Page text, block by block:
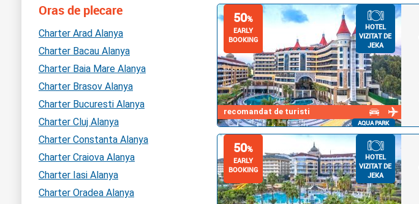
recomandat de turisti
50%
EARLY
BOOKING
HOTEL
VIZITAT DE
JEKA
AQUA PARK
50%
EARLY
BOOKING
HOTEL
VIZITAT DE
JEKA
Oras de plecare
Charter Arad Alanya
Charter Bacau Alanya
Charter Baia Mare Alanya
Charter Brasov Alanya
Charter Bucuresti Alanya
Charter Cluj Alanya
Charter Constanta Alanya
Charter Craiova Alanya
Charter Iasi Alanya
Charter Oradea Alanya